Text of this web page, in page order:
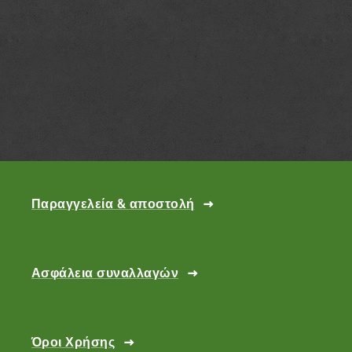
Παραγγελεία & αποστολή
Ασφάλεια συναλλαγών
Όροι Χρήσης